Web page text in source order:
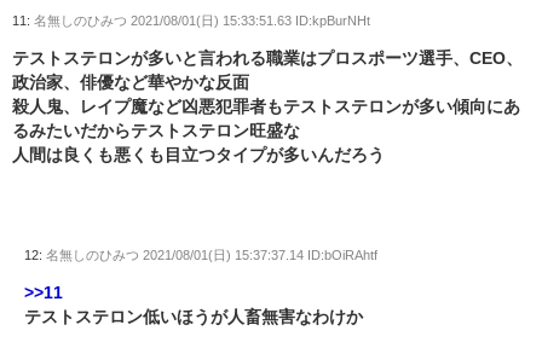
11: 名無しのひみつ 2021/08/01(日) 15:33:51.63 ID:kpBurNHt
テストステロンが多いと言われる職業はプロスポーツ選手、CEO、
政治家、俳優など華やかな反面
殺人鬼、レイプ魔など凶悪犯罪者もテストステロンが多い傾向にあ
るみたいだからテストステロン旺盛な
人間は良くも悪くも目立つタイプが多いんだろう
12: 名無しのひみつ 2021/08/01(日) 15:37:37.14 ID:bOiRAhtf
>>11
テストステロン低いほうが人畜無害なわけか